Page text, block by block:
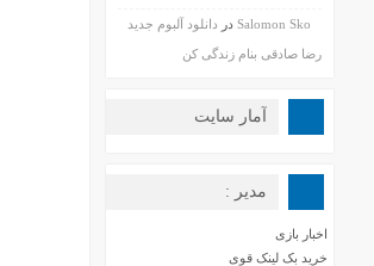
Salomon Skoدر دانلود آلبوم جدید
رضا صادقی بنام زندگی کن
آمار سایت
مدیر :
اخبار بازی
خرید بک لینک قوی